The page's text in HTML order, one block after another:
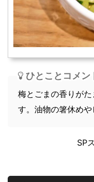
ひとことコメン
梅とごまの香りが
す。油物の箸休めや
SP